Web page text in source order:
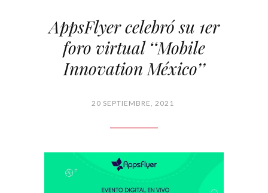
AppsFlyer celebró su 1er
foro virtual ‘‘Mobile
Innovation México’’
20 SEPTIEMBRE, 2021